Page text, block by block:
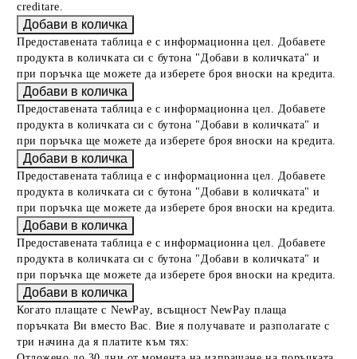
creditare.
Предоставената таблица е с информационна цел. Добавете
продукта в количката си с бутона "Добави в количката" и
при поръчка ще можете да изберете броя вноски на кредита.
Предоставената таблица е с информационна цел. Добавете
продукта в количката си с бутона "Добави в количката" и
при поръчка ще можете да изберете броя вноски на кредита.
Предоставената таблица е с информационна цел. Добавете
продукта в количката си с бутона "Добави в количката" и
при поръчка ще можете да изберете броя вноски на кредита.
Предоставената таблица е с информационна цел. Добавете
продукта в количката си с бутона "Добави в количката" и
при поръчка ще можете да изберете броя вноски на кредита.
Когато плащате с NewPay, всъщност NewPay плаща
поръчката Ви вместо Вас. Вие я получавате и разполагате с
три начина да я платите към тях: